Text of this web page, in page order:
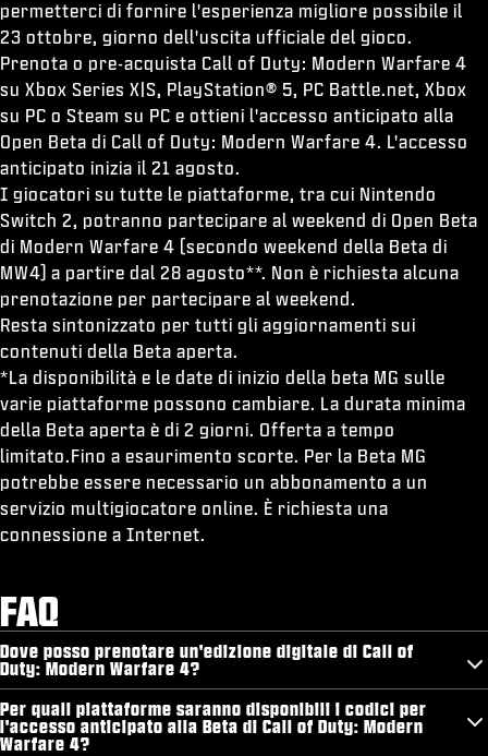
permetterci di fornire l'esperienza migliore possibile il
23 ottobre, giorno dell'uscita ufficiale del gioco.
Prenota o pre-acquista Call of Duty: Modern Warfare 4
su Xbox Series X|S, PlayStation® 5, PC Battle.net, Xbox
su PC o Steam su PC e ottieni l'accesso anticipato alla
Open Beta di Call of Duty: Modern Warfare 4. L'accesso
anticipato inizia il 21 agosto.
I giocatori su tutte le piattaforme, tra cui Nintendo
Switch 2, potranno partecipare al weekend di Open Beta
di Modern Warfare 4 (secondo weekend della Beta di
MW4) a partire dal 28 agosto**. Non è richiesta alcuna
prenotazione per partecipare al weekend.
Resta sintonizzato per tutti gli aggiornamenti sui
contenuti della Beta aperta.
*La disponibilità e le date di inizio della beta MG sulle
varie piattaforme possono cambiare. La durata minima
della Beta aperta è di 2 giorni. Offerta a tempo
limitato.Fino a esaurimento scorte. Per la Beta MG
potrebbe essere necessario un abbonamento a un
servizio multigiocatore online. È richiesta una
connessione a Internet.
FAQ
Dove posso prenotare un'edizione digitale di Call of
Duty: Modern Warfare 4?
Per quali piattaforme saranno disponibili i codici per
l'accesso anticipato alla Beta di Call of Duty: Modern
Warfare 4?